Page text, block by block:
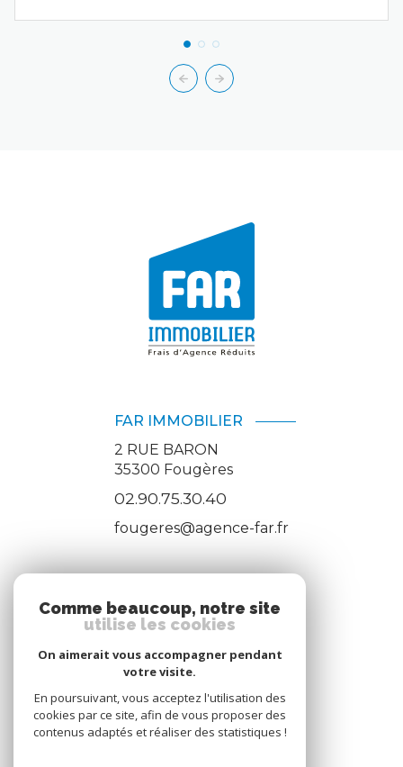
FAR IMMOBILIER
2 RUE BARON
35300 Fougères
02.90.75.30.40
fougeres@agence-far.fr
ADHÉRENTS
Nous adhérons
Comme beaucoup, notre site
utilise les cookies
On aimerait vous accompagner pendant
votre visite.
En poursuivant, vous acceptez l'utilisation des
cookies par ce site, afin de vous proposer des
contenus adaptés et réaliser des statistiques !